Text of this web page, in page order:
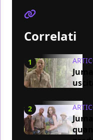
Correlati
1
2